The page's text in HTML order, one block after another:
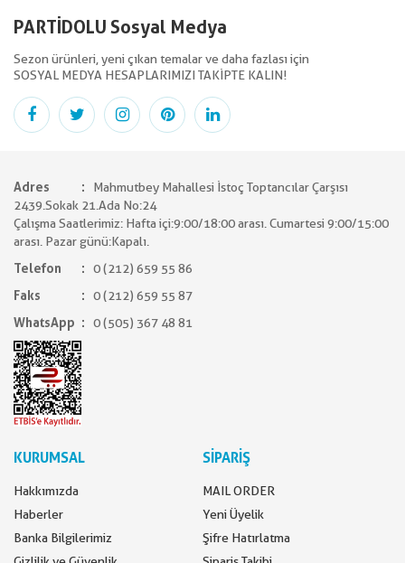
PARTİDOLU Sosyal Medya
Sezon ürünleri, yeni çıkan temalar ve daha fazlası için
SOSYAL MEDYA HESAPLARIMIZI TAKİPTE KALIN!
Adres
Mahmutbey Mahallesi İstoç Toptancılar Çarşısı
2439.Sokak 21.Ada No:24
Çalışma Saatlerimiz: Hafta içi:9:00/18:00 arası. Cumartesi 9:00/15:00
arası. Pazar günü:Kapalı.
Telefon
0 (212) 659 55 86
Faks
0 (212) 659 55 87
WhatsApp
0 (505) 367 48 81
KURUMSAL
Hakkımızda
Haberler
Banka Bilgilerimiz
SİPARİŞ
MAIL ORDER
Yeni Üyelik
Şifre Hatırlatma